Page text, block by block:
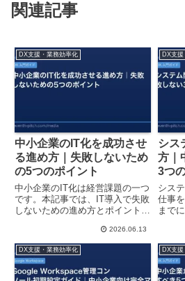
関連記事
DX支援・業務効率化
中小企業のIT化を成功させ
る進め方｜失敗しないため
の5つのポイント
中小企業のIT化は経営課題の一つ
です。本記事では、IT導入で失敗
しないための進め方とポイント
説。具体的な事例も交えて、成功
のコツをお伝えします。
2026.06.13
DX支
シス
方｜
3つ
シス
仕事
まで
理と
必須
ター
DX支援・業務効率化 DX支